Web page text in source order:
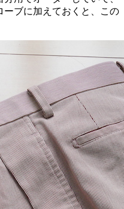
ーブに加えておくと、この